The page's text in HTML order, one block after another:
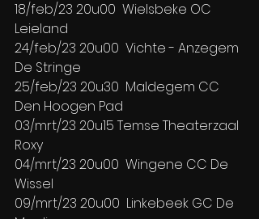
18/feb/23 20u00  Wielsbeke OC
Leieland
24/feb/23 20u00  Vichte - Anzegem
De Stringe
25/feb/23 20u30  Maldegem CC
Den Hoogen Pad
03/mrt/23 20u15 Temse Theaterzaal
Roxy
04/mrt/23 20u00  Wingene CC De
Wissel
09/mrt/23 20u00  Linkebeek GC De